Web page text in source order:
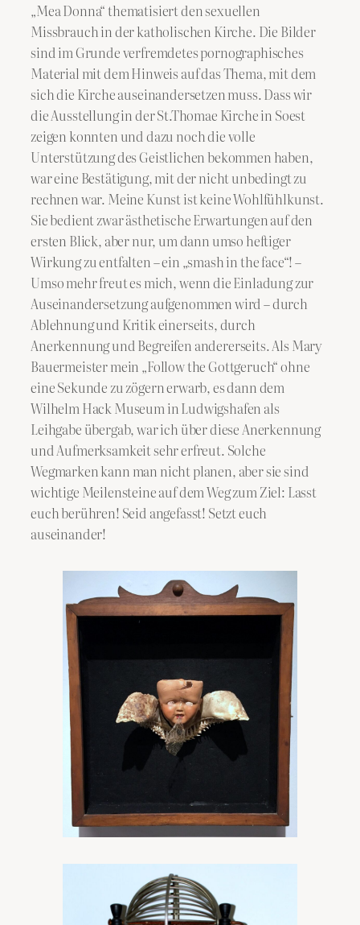
„Mea Donna“ thematisiert den sexuellen
Missbrauch in der katholischen Kirche. Die Bilder
sind im Grunde verfremdetes pornographisches
Material mit dem Hinweis auf das Thema, mit dem
sich die Kirche auseinandersetzen muss. Dass wir
die Ausstellung in der St.Thomae Kirche in Soest
zeigen konnten und dazu noch die volle
Unterstützung des Geistlichen bekommen haben,
war eine Bestätigung, mit der nicht unbedingt zu
rechnen war. Meine Kunst ist keine Wohlfühlkunst.
Sie bedient zwar ästhetische Erwartungen auf den
ersten Blick, aber nur, um dann umso heftiger
Wirkung zu entfalten – ein „smash in the face“! –
Umso mehr freut es mich, wenn die Einladung zur
Auseinandersetzung aufgenommen wird – durch
Ablehnung und Kritik einerseits, durch
Anerkennung und Begreifen andererseits. Als Mary
Bauermeister mein „Follow the Gottgeruch“ ohne
eine Sekunde zu zögern erwarb, es dann dem
Wilhelm Hack Museum in Ludwigshafen als
Leihgabe übergab, war ich über diese Anerkennung
und Aufmerksamkeit sehr erfreut. Solche
Wegmarken kann man nicht planen, aber sie sind
wichtige Meilensteine auf dem Weg zum Ziel: Lasst
euch berühren! Seid angefasst! Setzt euch
auseinander!